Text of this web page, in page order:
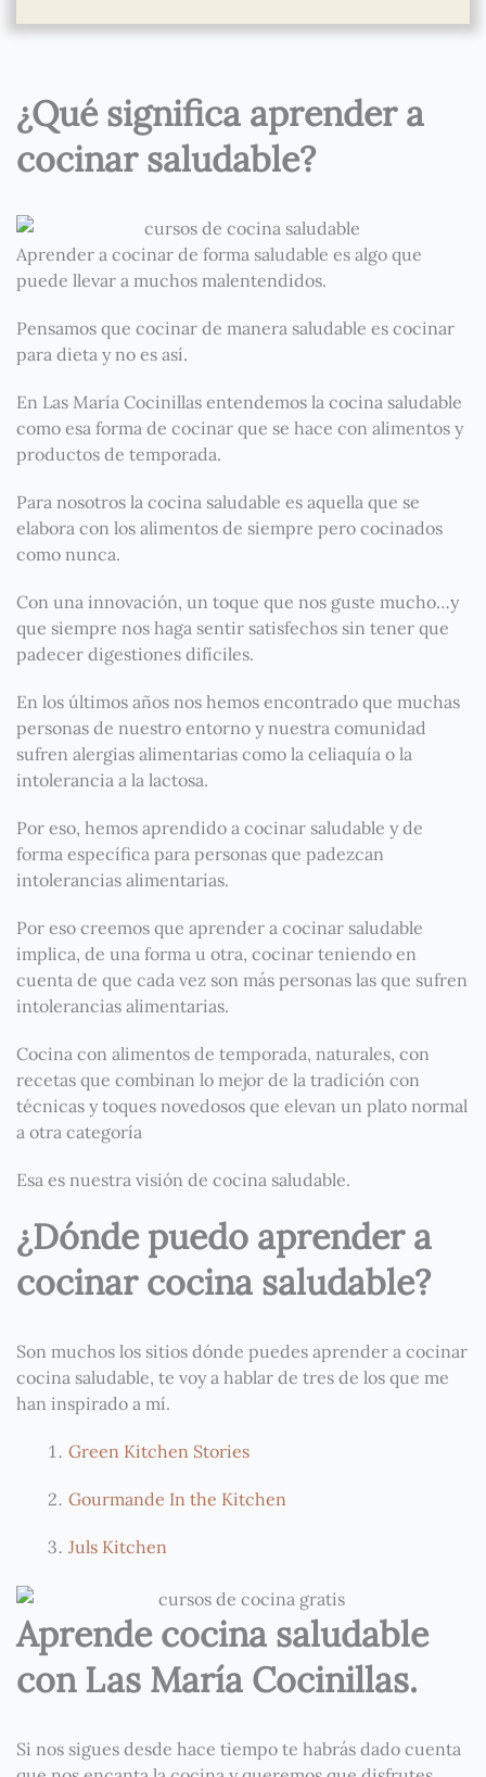
¿Qué significa aprender a
cocinar saludable?
Aprender a cocinar de forma saludable es algo que
puede llevar a muchos malentendidos.
Pensamos que cocinar de manera saludable es cocinar
para dieta y no es así.
En Las María Cocinillas entendemos la cocina saludable
como esa forma de cocinar que se hace con alimentos y
productos de temporada.
Para nosotros la cocina saludable es aquella que se
elabora con los alimentos de siempre pero cocinados
como nunca.
Con una innovación, un toque que nos guste mucho…y
que siempre nos haga sentir satisfechos sin tener que
padecer digestiones difíciles.
En los últimos años nos hemos encontrado que muchas
personas de nuestro entorno y nuestra comunidad
sufren alergias alimentarias como la celiaquía o la
intolerancia a la lactosa.
Por eso, hemos aprendido a cocinar saludable y de
forma específica para personas que padezcan
intolerancias alimentarias.
Por eso creemos que aprender a cocinar saludable
implica, de una forma u otra, cocinar teniendo en
cuenta de que cada vez son más personas las que sufren
intolerancias alimentarias.
Cocina con alimentos de temporada, naturales, con
recetas que combinan lo mejor de la tradición con
técnicas y toques novedosos que elevan un plato normal
a otra categoría
Esa es nuestra visión de cocina saludable.
¿Dónde puedo aprender a
cocinar cocina saludable?
Son muchos los sitios dónde puedes aprender a cocinar
cocina saludable, te voy a hablar de tres de los que me
han inspirado a mí.
Green Kitchen Stories
Gourmande In the Kitchen
Juls Kitchen
Aprende cocina saludable
con Las María Cocinillas.
Si nos sigues desde hace tiempo te habrás dado cuenta